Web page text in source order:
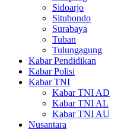
Sidoarjo
Situbondo
Surabaya
Tuban
Tulungagung
Kabar Pendidikan
Kabar Polisi
Kabar TNI
Kabar TNI AD
Kabar TNI AL
Kabar TNI AU
Nusantara